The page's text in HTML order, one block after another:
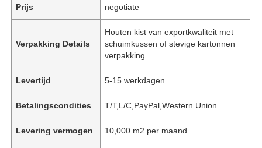
Prijs negotiate
Verpakking Details
Houten kist van exportkwaliteit met
schuimkussen of stevige kartonnen
verpakking
Levertijd 5-15 werkdagen
Betalingscondities T/T,L/C,PayPal,Western Union
Levering vermogen 10,000 m2 per maand